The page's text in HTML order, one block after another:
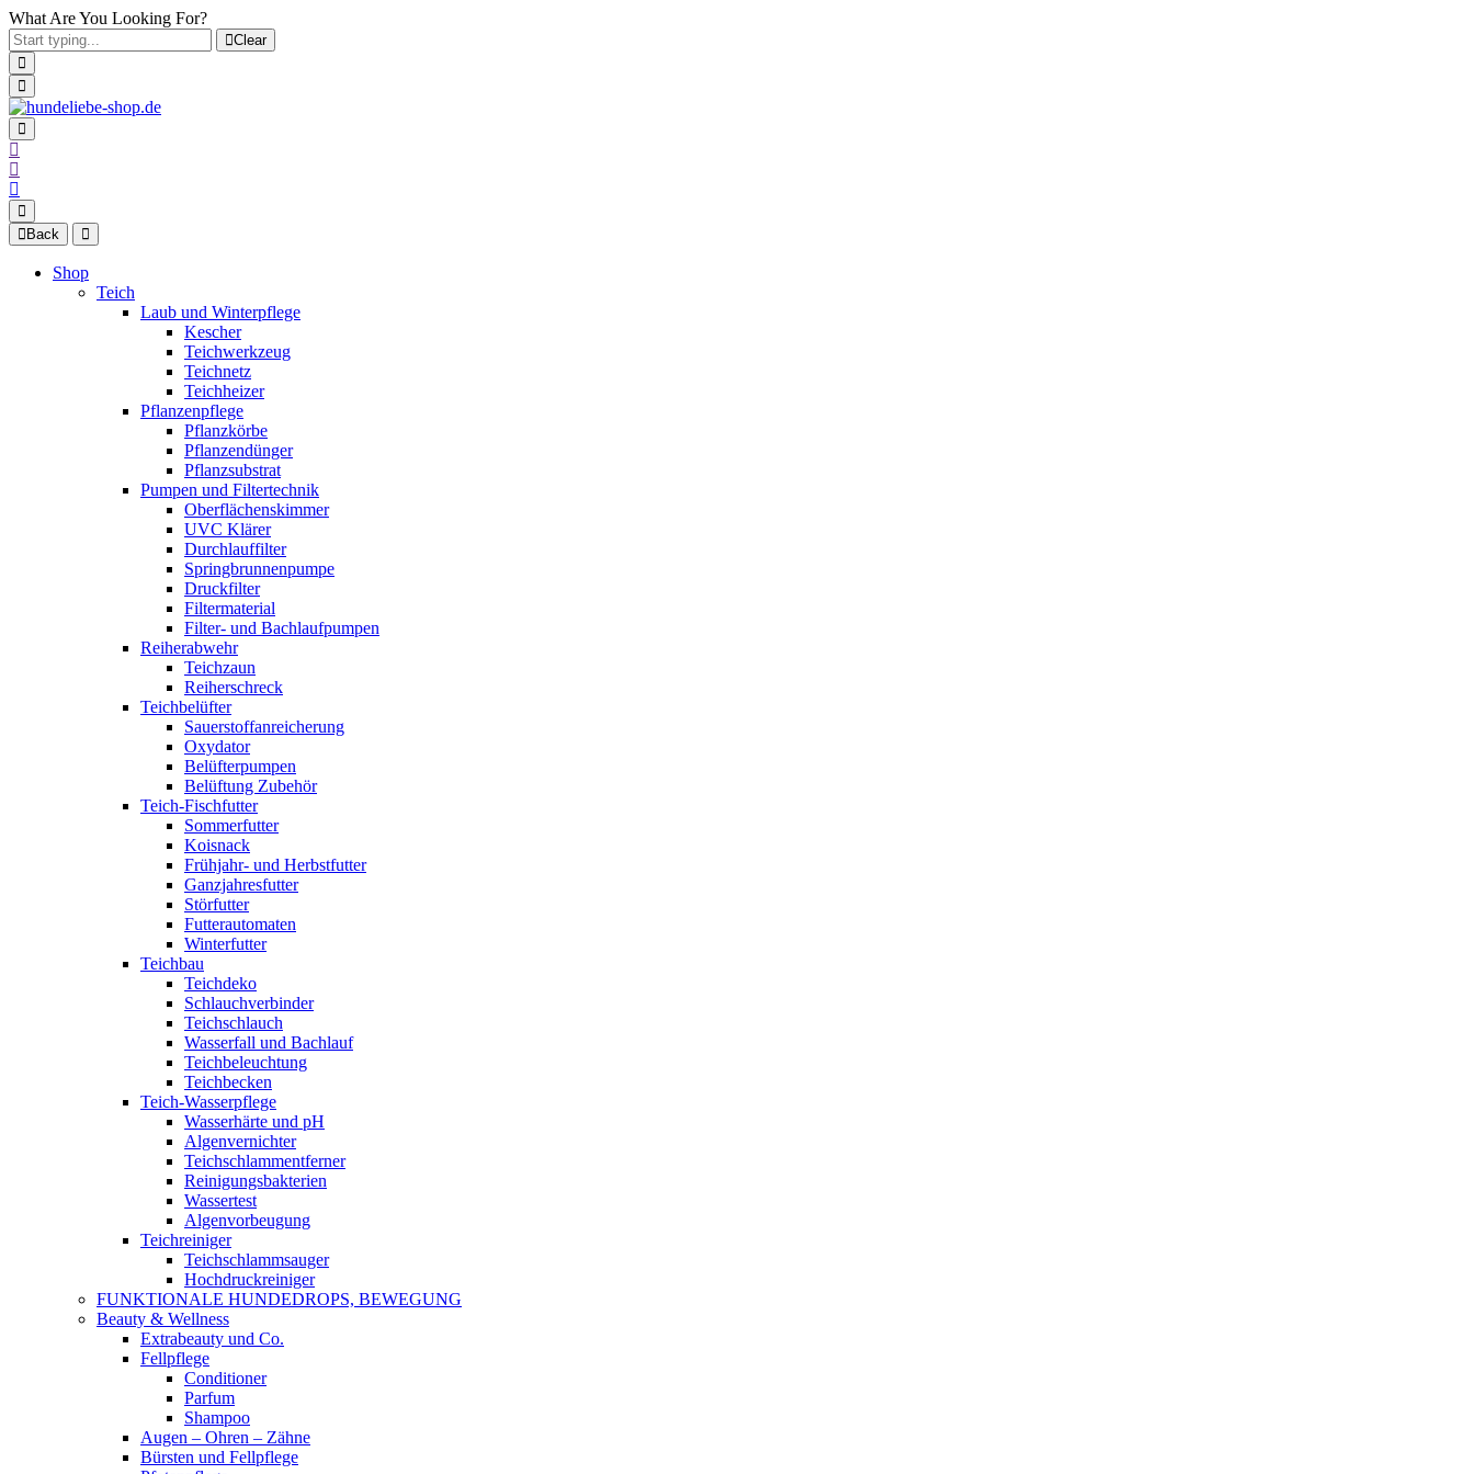
What Are You Looking For?
Clear
Back
Shop
Teich
Laub und Winterpflege
Kescher
Teichwerkzeug
Teichnetz
Teichheizer
Pflanzenpflege
Pflanzkörbe
Pflanzendünger
Pflanzsubstrat
Pumpen und Filtertechnik
Oberflächenskimmer
UVC Klärer
Durchlauffilter
Springbrunnenpumpe
Druckfilter
Filtermaterial
Filter- und Bachlaufpumpen
Reiherabwehr
Teichzaun
Reiherschreck
Teichbelüfter
Sauerstoffanreicherung
Oxydator
Belüfterpumpen
Belüftung Zubehör
Teich-Fischfutter
Sommerfutter
Koisnack
Frühjahr- und Herbstfutter
Ganzjahresfutter
Störfutter
Futterautomaten
Winterfutter
Teichbau
Teichdeko
Schlauchverbinder
Teichschlauch
Wasserfall und Bachlauf
Teichbeleuchtung
Teichbecken
Teich-Wasserpflege
Wasserhärte und pH
Algenvernichter
Teichschlammentferner
Reinigungsbakterien
Wassertest
Algenvorbeugung
Teichreiniger
Teichschlammsauger
Hochdruckreiniger
FUNKTIONALE HUNDEDROPS, BEWEGUNG
Beauty & Wellness
Extrabeauty und Co.
Fellpflege
Conditioner
Parfum
Shampoo
Augen – Ohren – Zähne
Bürsten und Fellpflege